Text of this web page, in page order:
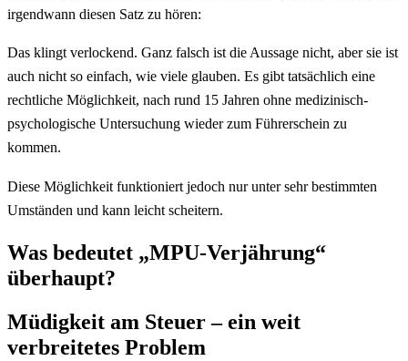
irgendwann diesen Satz zu hören:
Das klingt verlockend. Ganz falsch ist die Aussage nicht, aber sie ist
auch nicht so einfach, wie viele glauben. Es gibt tatsächlich eine
rechtliche Möglichkeit, nach rund 15 Jahren ohne medizinisch-
psychologische Untersuchung wieder zum Führerschein zu
kommen.
Diese Möglichkeit funktioniert jedoch nur unter sehr bestimmten
Umständen und kann leicht scheitern.
Was bedeutet „MPU-Verjährung“
überhaupt?
Müdigkeit am Steuer – ein weit
verbreitetes Problem